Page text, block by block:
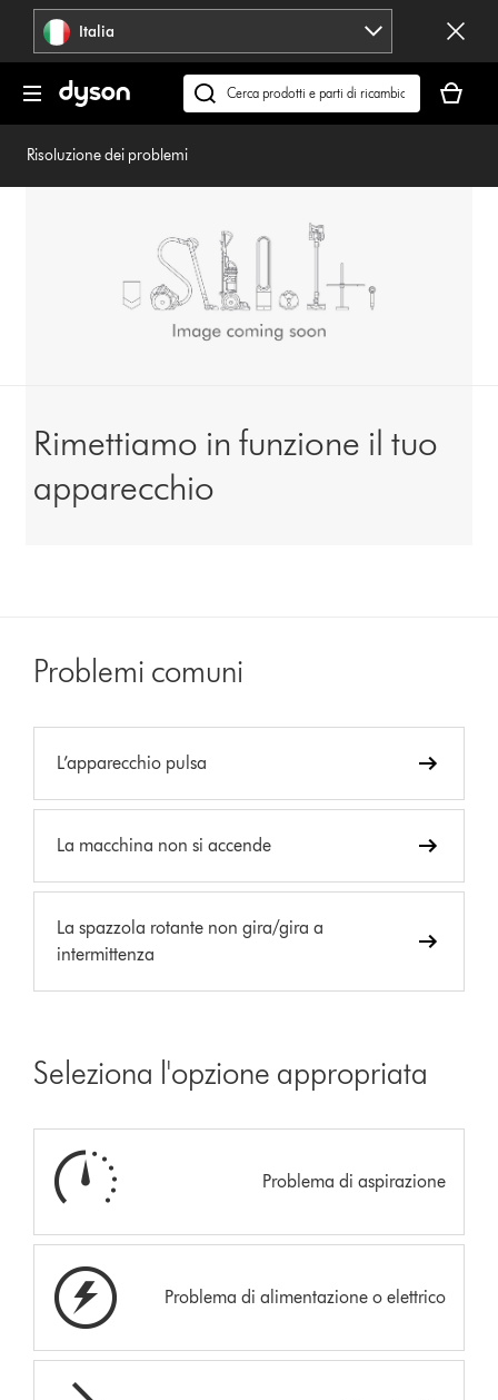
navigazione Italia
Cerca
su
carrello
è
Risoluzione dei problemi
Rimettiamo in funzione il tuo
apparecchio
Problemi comuni
L’apparecchio pulsa
La macchina non si accende
La spazzola rotante non gira/gira a
intermittenza
Seleziona l'opzione appropriata
Problema di aspirazione
Problema di alimentazione o elettrico